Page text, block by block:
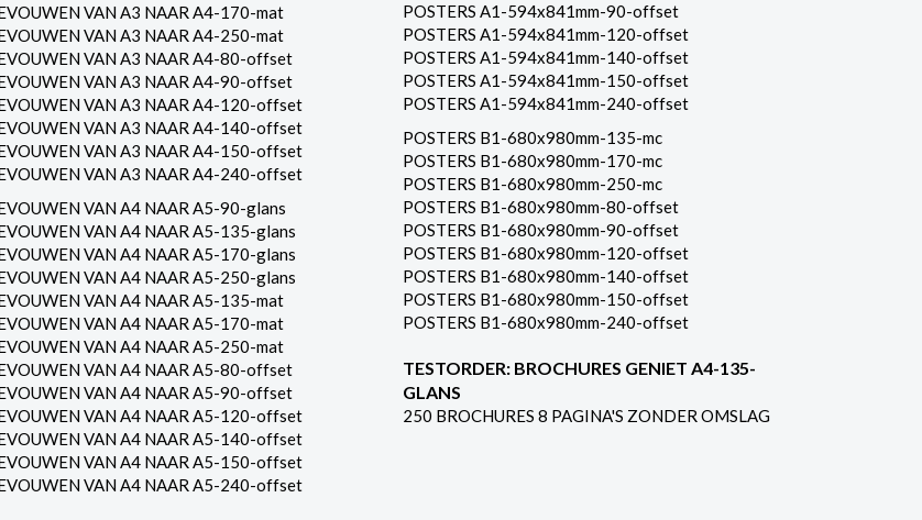
VAN A3 NAAR A4-170-mat
VAN A3 NAAR A4-250-mat
VAN A3 NAAR A4-80-offset
VAN A3 NAAR A4-90-offset
VAN A3 NAAR A4-120-offset
VAN A3 NAAR A4-140-offset
VAN A3 NAAR A4-150-offset
VAN A3 NAAR A4-240-offset
VAN A4 NAAR A5-90-glans
VAN A4 NAAR A5-135-glans
VAN A4 NAAR A5-170-glans
VAN A4 NAAR A5-250-glans
VAN A4 NAAR A5-135-mat
VAN A4 NAAR A5-170-mat
VAN A4 NAAR A5-250-mat
VAN A4 NAAR A5-80-offset
VAN A4 NAAR A5-90-offset
VAN A4 NAAR A5-120-offset
VAN A4 NAAR A5-140-offset
VAN A4 NAAR A5-150-offset
VAN A4 NAAR A5-240-offset
POSTERS A1-594x841mm-90-offset
POSTERS A1-594x841mm-120-offset
POSTERS A1-594x841mm-140-offset
POSTERS A1-594x841mm-150-offset
POSTERS A1-594x841mm-240-offset
POSTERS B1-680x980mm-135-mc
POSTERS B1-680x980mm-170-mc
POSTERS B1-680x980mm-250-mc
POSTERS B1-680x980mm-80-offset
POSTERS B1-680x980mm-90-offset
POSTERS B1-680x980mm-120-offset
POSTERS B1-680x980mm-140-offset
POSTERS B1-680x980mm-150-offset
POSTERS B1-680x980mm-240-offset
TESTORDER: BROCHURES GENIET A4-135-
GLANS
250 BROCHURES 8 PAGINA'S ZONDER OMSLAG